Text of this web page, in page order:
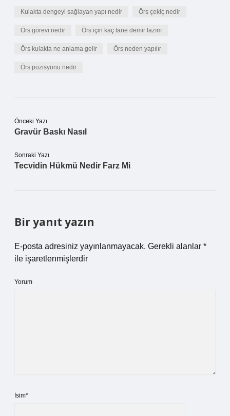
Kulakta dengeyi sağlayan yapı nedir Örs çekiç nedir
Örs görevi nedir Örs için kaç tane demir lazım
Örs kulakta ne anlama gelir Örs neden yapılır
Örs pozisyonu nedir
Önceki Yazı
Gravür Baskı Nasıl
Sonraki Yazı
Tecvidin Hükmü Nedir Farz Mi
Bir yanıt yazın
E-posta adresiniz yayınlanmayacak. Gerekli alanlar *
ile işaretlenmişlerdir
Yorum
İsim*